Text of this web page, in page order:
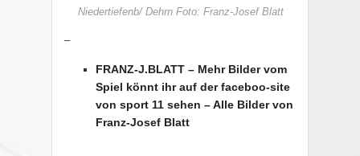
Niedertiefenb/ Dehrn Foto: Franz-Josef Blatt
–
FRANZ-J.BLATT – Mehr Bilder vom
Spiel könnt ihr auf der faceboo-site
von sport 11 sehen – Alle Bilder von
Franz-Josef Blatt